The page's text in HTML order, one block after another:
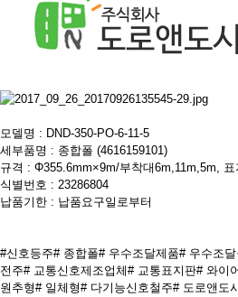
모델명 : DND-350-PO-6-11-5
세부품명 : 종합폴 (4616159101)
규격 : Φ355.6mm×9m/부착대6m,11m,5m,
​식별번호 : 23286804
납품기한 : 납품요구일로부터
#신호등주# 종합폴# 우수조달제품# 우수조달
전주# 교통신호제조업체# 교통표지판# 와이
원추형# 일체형# 다기능신호철주# 도로앤도